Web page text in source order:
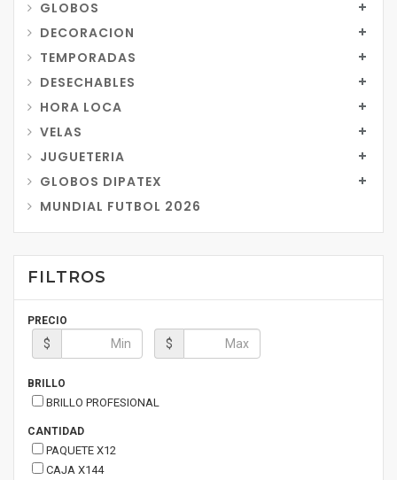
GLOBOS
DECORACION
TEMPORADAS
DESECHABLES
HORA LOCA
VELAS
JUGUETERIA
GLOBOS DIPATEX
MUNDIAL FUTBOL 2026
FILTROS
PRECIO
$ $
BRILLO
BRILLO PROFESIONAL
CANTIDAD
PAQUETE X12
CAJA X144